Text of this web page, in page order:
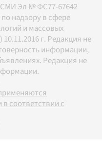
СМИ Эл № ФС77-67642
надзору в сфере
и массовых
г. Редакция не
информации,
Редакция не
соответствии с